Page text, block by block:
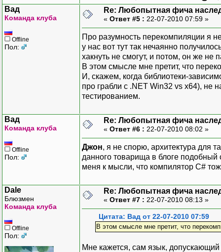
Вад
Команда клуба
Offline
Пол:
Re: Любопытная фича
« Ответ #5 : 22-07-2010 07:59 »
Про разумность перекомпиляции я
у нас вот тут так нечаянно
хакнуть не смогут, и потом, он же не
В этом смысле мне претит, что
И, скажем, когда библиотеки-
про грабли с .NET Win32 vs x64), не
тестированием.
Вад
Команда клуба
Offline
Пол:
Re: Любопытная фича
« Ответ #6 : 22-07-2010 08:02 »
Джон, я не спорю, архитектура для
данного товарища в блоге подобный
меня к мысли, что компилятор C#
Dale
Блюзмен
Команда клуба
Offline
Пол:
Re: Любопытная фича
« Ответ #7 : 22-07-2010 08:13 »
Цитата: Вад от 22-07-2010 07:59
В этом смысле мне претит, что
Мне кажется, сам язык,